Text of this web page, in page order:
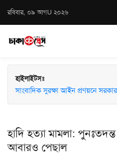
রবিবার, ০৯ আগU ২০২৬
হাইলাইটসঃ
সাংবাদিক সুরক্ষা আইন প্রণয়নে
হাদি হত্যা মামলা:
আবারও পেছাল